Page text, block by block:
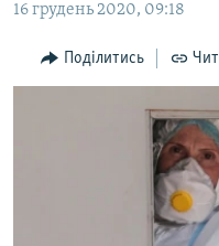
до
навігації
Перейти
ПОЛІТИКА
БЛОГИ
16 грудень 2020, 09:18
Поділитись